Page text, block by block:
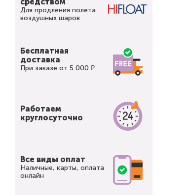
Для продления полета
воздушных шаров
Бесплатная
доставка
При заказе от 5 000 ₽
Работаем
круглосуточно
Все виды оплат
Наличные, карты, оплата
онлайн